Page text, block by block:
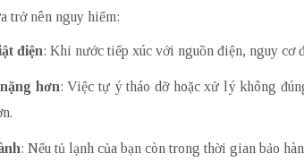
trở nên nguy hiểm:
điện: Khi nước tiếp xúc với nguồn điện, nguy cơ
hơn: Việc tự ý tháo dỡ hoặc xử lý không
: Nếu tủ lạnh của bạn còn trong thời gian bảo